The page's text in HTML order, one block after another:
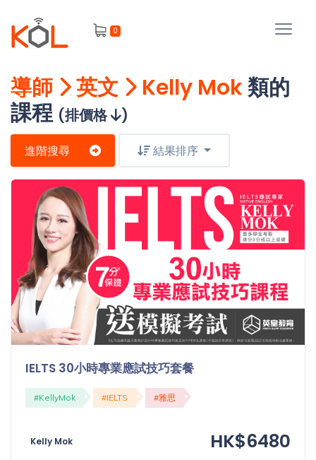
0
進
階
尋
補
習
課
程
會
員
我
的
功
課
導師 英文 Kelly Mok類的
課程 (排價格 )
進階搜尋 結果排序
IELTS 30小時專業應試技巧套餐
#KellyMok #IELTS #雅思
Kelly Mok HK$6480